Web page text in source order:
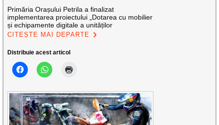
Primăria Orașului Petrila a finalizat
implementarea proiectului „Dotarea cu mobilier
și echipamente digitale a unităților
CITEȘTE MAI DEPARTE
Distribuie acest articol